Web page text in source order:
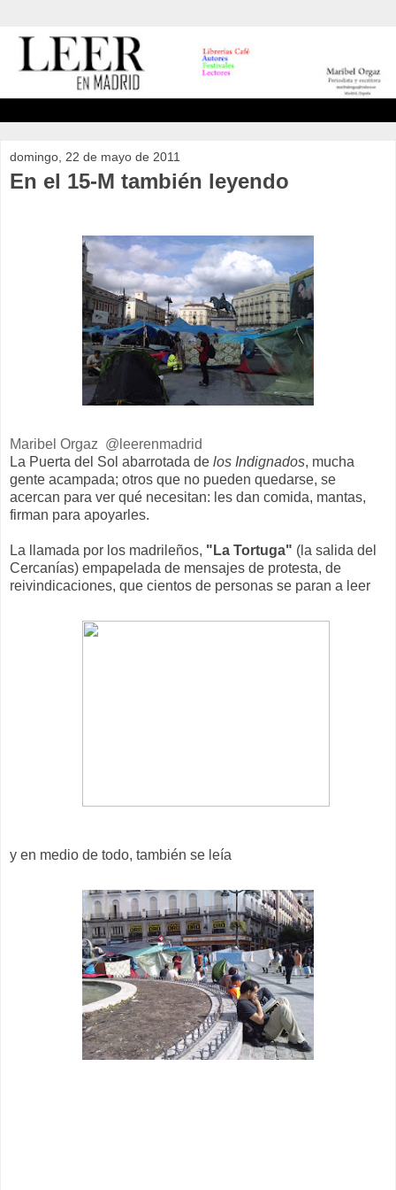
domingo, 22 de mayo de 2011
En el 15-M también leyendo
Maribel Orgaz @leerenmadrid
La Puerta del Sol abarrotada de los Indignados, mucha
gente acampada; otros que no pueden quedarse, se
acercan para ver qué necesitan: les dan comida, mantas,
firman para apoyarles.
La llamada por los madrileños, "La Tortuga" (la salida del
Cercanías) empapelada de mensajes de protesta, de
reivindicaciones, que cientos de personas se paran a leer
y en medio de todo, también se leía